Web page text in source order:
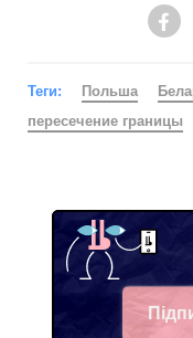
Теги: Польша
пересечение границы